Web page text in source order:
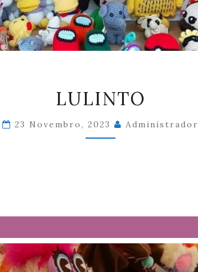
LULINTO
23 Novembro, 2023 Administrador